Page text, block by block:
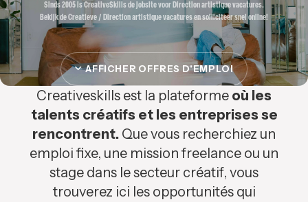
Sinds 2005 is CreativeSkills de jobsite voor Direction artistique vacatures.
Bekijk de Creatieve / Direction artistique vacatures en solliciteer snel online!
AFFICHER OFFRES D'EMPLOI
Creativeskills est la plateforme où les
talents créatifs et les entreprises se
rencontrent. Que vous recherchiez un
emploi fixe, une mission freelance ou un
stage dans le secteur créatif, vous
trouverez ici les opportunités qui